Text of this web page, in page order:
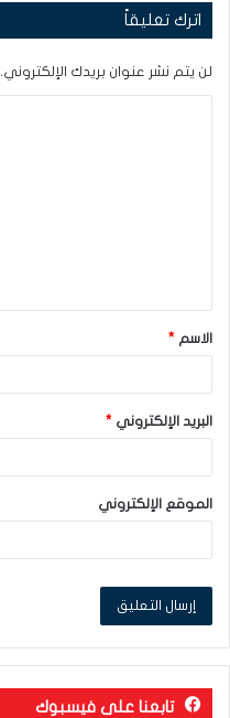
اترك تعليقاً
لن يتم نشر عنوان بريدك الإلكتروني.
ق
*الاسم *
البريد الإلكتروني *
الموقع الإلكتروني
تابعنا على فيسبوك